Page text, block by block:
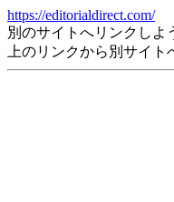
https://editorialdirect.com/
別のサイトへリンクしよ
上のリンクから別サイト